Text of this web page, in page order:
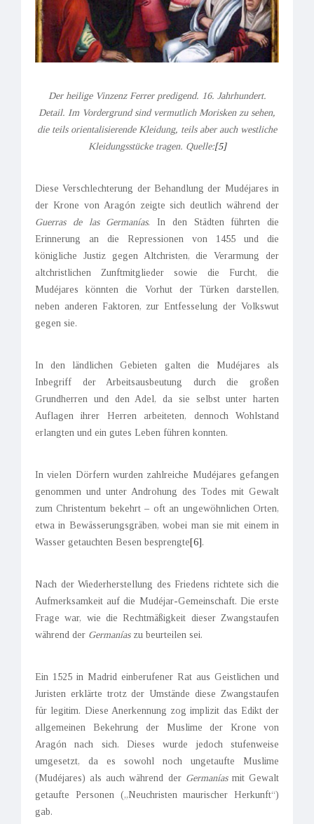
Der heilige Vinzenz Ferrer predigend. 16. Jahrhundert.
Detail. Im Vordergrund sind vermutlich Morisken zu sehen,
die teils orientalisierende Kleidung, teils aber auch westliche
Kleidungsstücke tragen. Quelle:[5]
Diese Verschlechterung der Behandlung der Mudéjares in
der Krone von Aragón zeigte sich deutlich während der
Guerras de las Germanías. In den Städten führten die
Erinnerung an die Repressionen von 1455 und die
königliche Justiz gegen Altchristen, die Verarmung der
altchristlichen Zunftmitglieder sowie die Furcht, die
Mudéjares könnten die Vorhut der Türken darstellen,
neben anderen Faktoren, zur Entfesselung der Volkswut
gegen sie.
In den ländlichen Gebieten galten die Mudéjares als
Inbegriff der Arbeitsausbeutung durch die großen
Grundherren und den Adel, da sie selbst unter harten
Auflagen ihrer Herren arbeiteten, dennoch Wohlstand
erlangten und ein gutes Leben führen konnten.
In vielen Dörfern wurden zahlreiche Mudéjares gefangen
genommen und unter Androhung des Todes mit Gewalt
zum Christentum bekehrt – oft an ungewöhnlichen Orten,
etwa in Bewässerungsgräben, wobei man sie mit einem in
Wasser getauchten Besen besprengte [6] .
Nach der Wiederherstellung des Friedens richtete sich die
Aufmerksamkeit auf die Mudéjar-Gemeinschaft. Die erste
Frage war, wie die Rechtmäßigkeit dieser Zwangstaufen
während der Germaníaszu beurteilen sei.
Ein 1525 in Madrid einberufener Rat aus Geistlichen und
Juristen erklärte trotz der Umstände diese Zwangstaufen
für legitim. Diese Anerkennung zog implizit das Edikt der
allgemeinen Bekehrung der Muslime der Krone von
Aragón nach sich. Dieses wurde jedoch stufenweise
umgesetzt, da es sowohl noch ungetaufte Muslime
(Mudéjares) als auch während der Germaníasmit Gewalt
getaufte Personen („Neu­christen maurischer Herkunft“)
gab.